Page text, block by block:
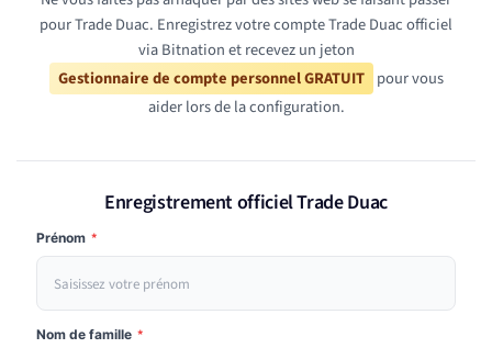
pour Trade Duac. Enregistrez votre compte Trade Duac officiel
via Bitnation et recevez un jeton
Gestionnaire de compte personnel GRATUIT pour vous
aider lors de la configuration.
Enregistrement officiel Trade Duac
Prénom *
Nom de famille *